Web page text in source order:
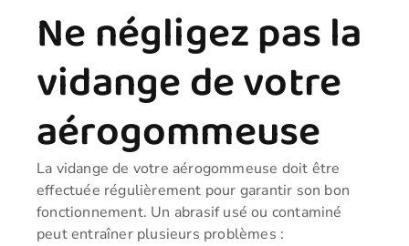
Ne négligez pas la
vidange de votre
aérogommeuse
La vidange de votre aérogommeuse doit être
effectuée régulièrement pour garantir son bon
fonctionnement. Un abrasif usé ou contaminé
peut entraîner plusieurs problèmes :